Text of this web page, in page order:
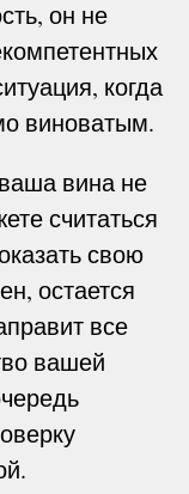
он не
когда
виноватым.
вина не
считаться
свою
остается
все
вашей